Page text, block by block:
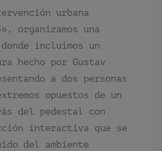
urbana
organizamos una
incluimos un
hecho por Gustav
a dos personas
opuestos de un
del pedestal con
interactiva que se
del ambiente